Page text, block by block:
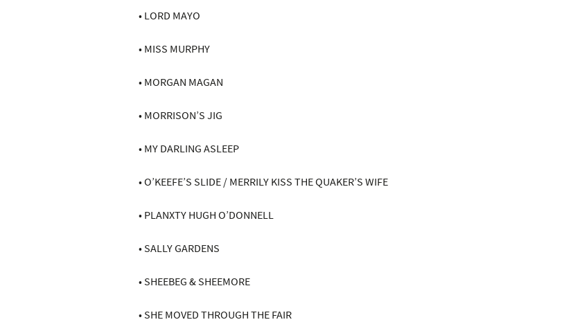
• LORD MAYO
• MISS MURPHY
• MORGAN MAGAN
• MORRISON’S JIG
• MY DARLING ASLEEP
• O’KEEFE’S SLIDE / MERRILY KISS THE QUAKER’S WIFE
• PLANXTY HUGH O’DONNELL
• SALLY GARDENS
• SHEEBEG & SHEEMORE
• SHE MOVED THROUGH THE FAIR